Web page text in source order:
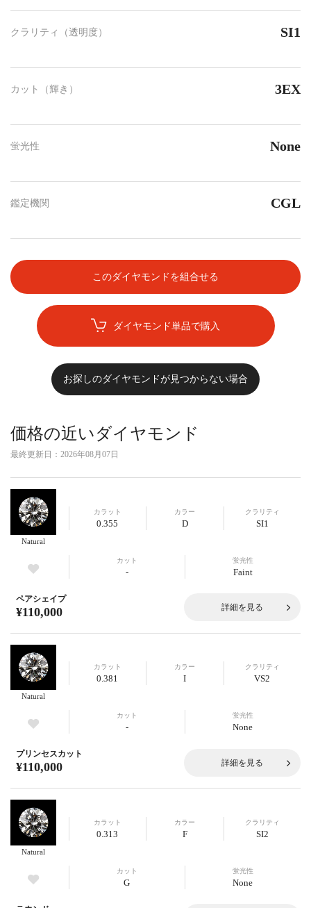
クラリティ（透明度） SI1
カット（輝き） 3EX
蛍光性 None
鑑定機関 CGL
このダイヤモンドを組合せる
ダイヤモンド単品で購入
お探しのダイヤモンドが見つからない場合
価格の近いダイヤモンド
最終更新日： 2026年08月07日
Natural
カラット
0.355
カラー
D
クラリティ
SI1
カット
-
蛍光性
Faint
ペアシェイプ
¥110,000 詳細を見る
Natural
カラット
0.381
カラー
I
クラリティ
VS2
カット
-
蛍光性
None
プリンセスカット
¥110,000 詳細を見る
Natural
カラット
0.313
カラー
F
クラリティ
SI2
カット
G
蛍光性
None